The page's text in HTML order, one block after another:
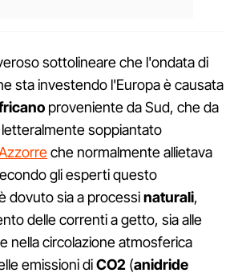
sottolineare che l'ondata di
sta investendo l'Europa è causata
proveniente da Sud, che da
soppiantato
che normalmente allietava
gli esperti questo
dovuto sia a processinaturali,
delle correnti a getto, sia alle
nella circolazione atmosferica
emissioni diCO2 (anidride